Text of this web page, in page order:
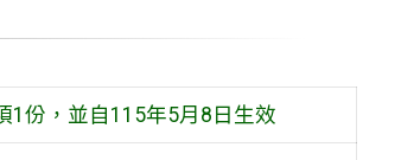
1份，並自115年5月8日生效